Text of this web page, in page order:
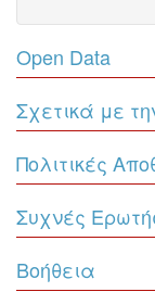
Open Data
Σχετικά με
Πολιτικές
Συχνές
Βοήθεια